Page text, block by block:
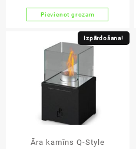
was:
€3,135.00.
is:
€2,508.00.
Pievienot grozam
Izpārdošana!
Āra kamīns Q-Style